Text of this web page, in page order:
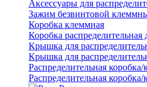
Аксессуары для
Зажим безвинтовой
Коробка клеммная
Коробка
Крышка для
Крышка для
Распределительная
Распределительная